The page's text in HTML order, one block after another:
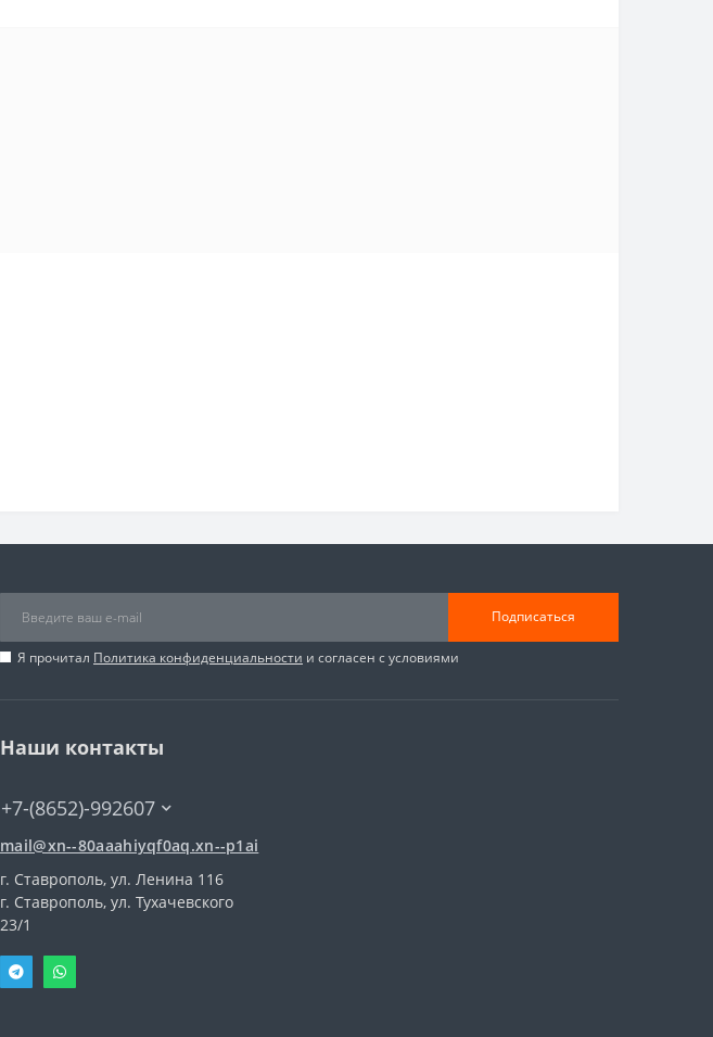
Подписаться
Я прочитал Политика конфиденциальности и согласен с условиями
Наши контакты
+7-(8652)-992607
mail@xn--80aaahiyqf0aq.xn--p1ai
г. Ставрополь, ул. Ленина 116
г. Ставрополь, ул. Тухачевского
23/1